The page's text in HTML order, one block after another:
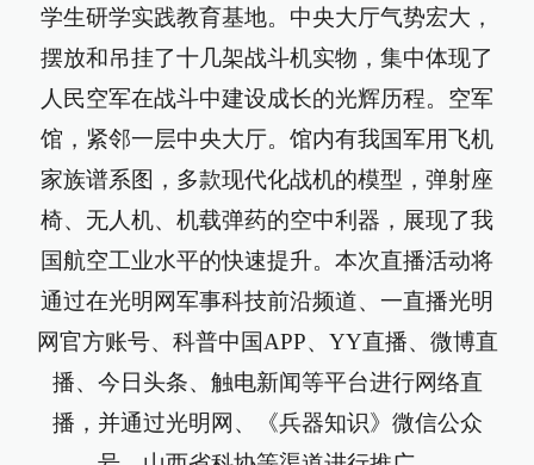
学生研学实践教育基地。中央大厅气势宏大，
摆放和吊挂了十几架战斗机实物，集中体现了
人民空军在战斗中建设成长的光辉历程。空军
馆，紧邻一层中央大厅。馆内有我国军用飞机
家族谱系图，多款现代化战机的模型，弹射座
椅、无人机、机载弹药的空中利器，展现了我
国航空工业水平的快速提升。本次直播活动将
通过在光明网军事科技前沿频道、一直播光明
网官方账号、科普中国APP、YY直播、微博直
播、今日头条、触电新闻等平台进行网络直
播，并通过光明网、《兵器知识》微信公众